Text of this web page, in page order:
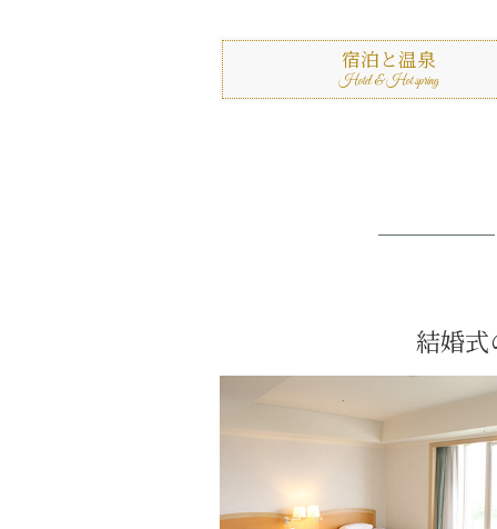
宿泊と温泉
Hotel & Hot spring
結婚